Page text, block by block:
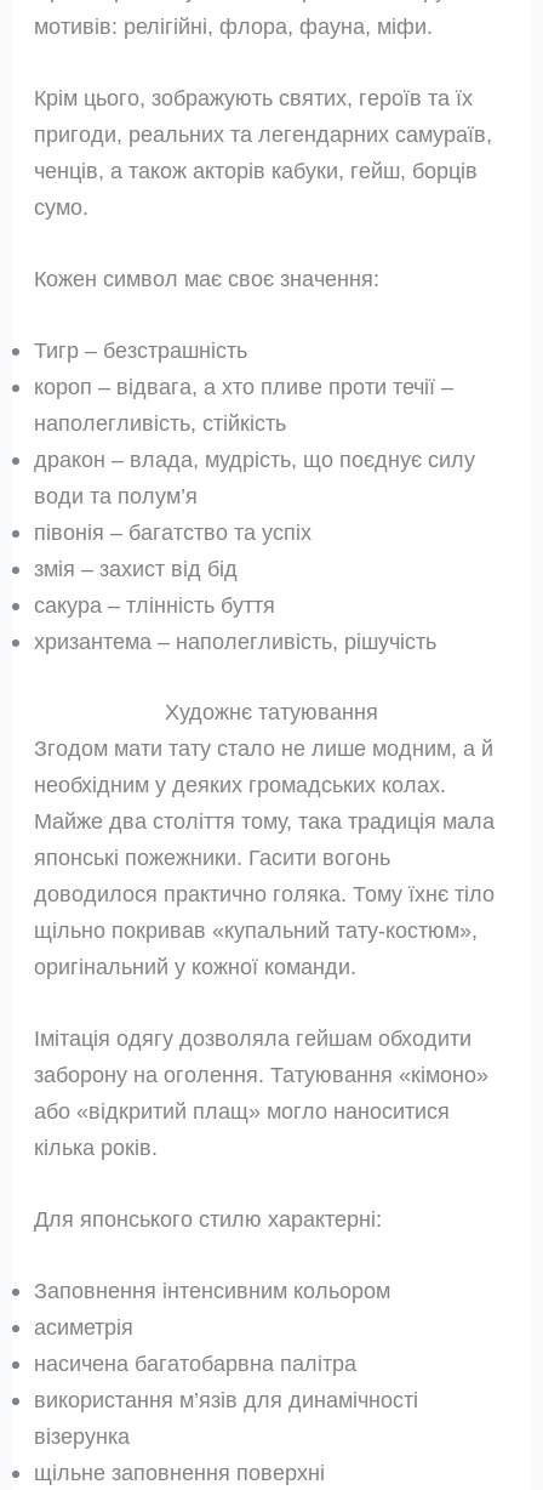
мотивів: релігійні, флора, фауна, міфи.
Крім цього, зображують святих, героїв та їх
пригоди, реальних та легендарних самураїв,
ченців, а також акторів кабуки, гейш, борців
сумо.
Кожен символ має своє значення:
Тигр – безстрашність
короп – відвага, а хто пливе проти течії –
наполегливість, стійкість
дракон – влада, мудрість, що поєднує силу
води та полум’я
півонія – багатство та успіх
змія – захист від бід
сакура – ​​тлінність буття
хризантема – наполегливість, рішучість
Художнє татуювання
Згодом мати тату стало не лише модним, а й
необхідним у деяких громадських колах.
Майже два століття тому, така традиція мала
японські пожежники. Гасити вогонь
доводилося практично голяка. Тому їхнє тіло
щільно покривав «купальний тату-костюм»,
оригінальний у кожної команди.
Імітація одягу дозволяла гейшам обходити
заборону на оголення. Татуювання «кімоно»
або «відкритий плащ» могло наноситися
кілька років.
Для японського стилю характерні:
Заповнення інтенсивним кольором
асиметрія
насичена багатобарвна палітра
використання м’язів для динамічності
візерунка
щільне заповнення поверхні